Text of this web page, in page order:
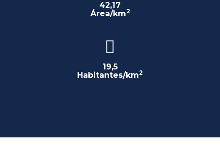
42,17
Área/km2
19,5
Habitantes/km2